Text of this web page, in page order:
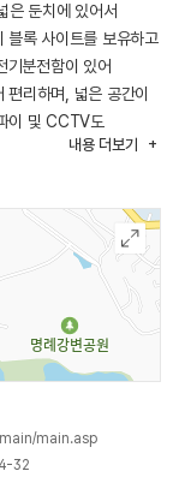
은 둔치에 있어서
블록 사이트를 보유하고
기분전함이 있어
리하며, 넓은 공간이
이 및 CCTV도
캠핑장이다. 태양광
경치를 자랑하는
캠핑장의 자랑거리이다.
내용 더보기
main.asp
32